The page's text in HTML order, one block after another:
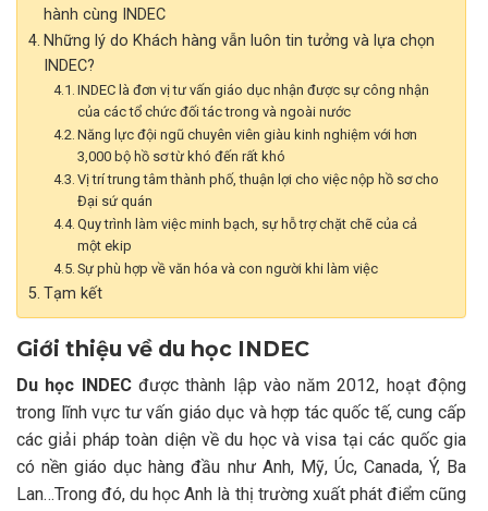
hành cùng INDEC
Những lý do Khách hàng vẫn luôn tin tưởng và lựa chọn
INDEC?
INDEC là đơn vị tư vấn giáo dục nhận được sự công nhận
của các tổ chức đối tác trong và ngoài nước
Năng lực đội ngũ chuyên viên giàu kinh nghiệm với hơn
3,000 bộ hồ sơ từ khó đến rất khó
Vị trí trung tâm thành phố, thuận lợi cho việc nộp hồ sơ cho
Đại sứ quán
Quy trình làm việc minh bạch, sự hỗ trợ chặt chẽ của cả
một ekip
Sự phù hợp về văn hóa và con người khi làm việc
Tạm kết
Giới thiệu về du học INDEC
Du học INDECđược thành lập vào năm 2012, hoạt động
trong lĩnh vực tư vấn giáo dục và hợp tác quốc tế, cung cấp
các giải pháp toàn diện về du học và visa tại các quốc gia
có nền giáo dục hàng đầu như Anh, Mỹ, Úc, Canada, Ý, Ba
Lan…Trong đó, du học Anh là thị trường xuất phát điểm cũng